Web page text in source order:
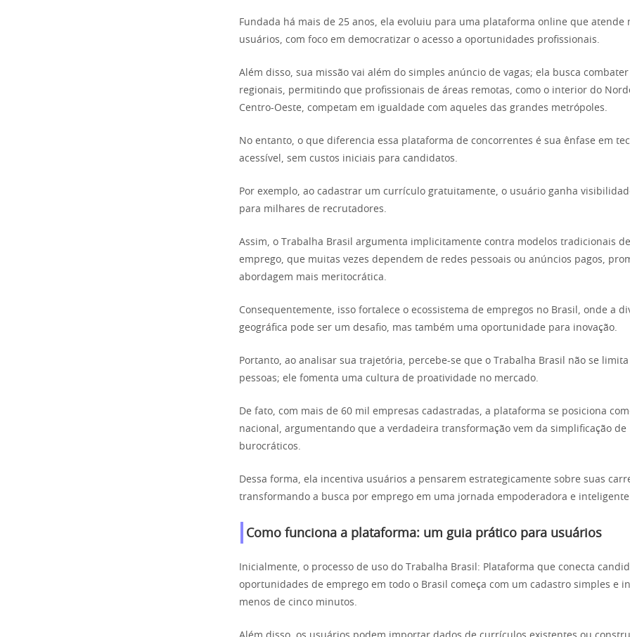
Fundada há mais de 25 anos, ela evoluiu para uma plataforma online que atende
usuários, com foco em democratizar o acesso a oportunidades profissionais.
Além disso, sua missão vai além do simples anúncio de vagas; ela busca
regionais, permitindo que profissionais de áreas remotas, como o interior do
Centro-Oeste, competam em igualdade com aqueles das grandes metrópoles.
No entanto, o que diferencia essa plataforma de concorrentes é sua ênfase em
acessível, sem custos iniciais para candidatos.
Por exemplo, ao cadastrar um currículo gratuitamente, o usuário ganha
para milhares de recrutadores.
Assim, o Trabalha Brasil argumenta implicitamente contra modelos tradicionais
emprego, que muitas vezes dependem de redes pessoais ou anúncios pagos,
abordagem mais meritocrática.
Consequentemente, isso fortalece o ecossistema de empregos no Brasil, onde a
geográfica pode ser um desafio, mas também uma oportunidade para inovação.
Portanto, ao analisar sua trajetória, percebe-se que o Trabalha Brasil não se
pessoas; ele fomenta uma cultura de proatividade no mercado.
De fato, com mais de 60 mil empresas cadastradas, a plataforma se posiciona
nacional, argumentando que a verdadeira transformação vem da simplificação de
burocráticos.
Dessa forma, ela incentiva usuários a pensarem estrategicamente sobre suas
transformando a busca por emprego em uma jornada empoderadora e
Como funciona a plataforma: um guia prático para usuários
Inicialmente, o processo de uso do Trabalha Brasil: Plataforma que conecta
oportunidades de emprego em todo o Brasil começa com um cadastro simples e
menos de cinco minutos.